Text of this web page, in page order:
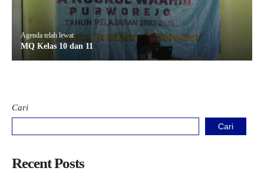
Agenda telah lewat
MQ Kelas 10 dan 11
Cari
Cari
Recent Posts